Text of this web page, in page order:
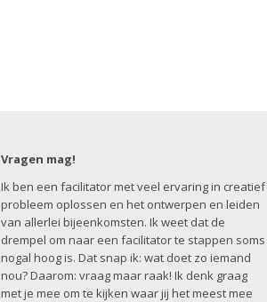
Vragen mag!
Ik ben een facilitator met veel ervaring in creatief
probleem oplossen en het ontwerpen en leiden
van allerlei bijeenkomsten. Ik weet dat de
drempel om naar een facilitator te stappen soms
nogal hoog is. Dat snap ik: wat doet zo iemand
nou? Daarom: vraag maar raak! Ik denk graag
met je mee om te kijken waar jij het meest mee